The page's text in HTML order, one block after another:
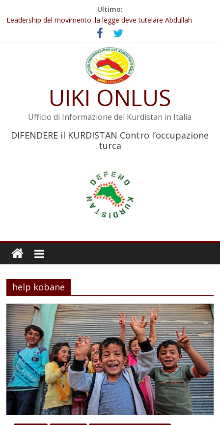
Ultimo:
Abdullah Öcalan: Le legge negativa deve essere trasformata in
legge positiva
Leadership del movimento: la legge deve tutelare Abdullah
Commissione donne del KNK: Şengal è di nuovo sotto minaccia
Non tenere conto della situazione di Rêber Apo ostacolerebbe
Il KNK chiede un’azione internazionale contro i crimini di guerra
UIKI ONLUS
Ufficio di Informazione del Kurdistan in Italia
DIFENDERE il KURDISTAN Contro l’occupazione
turca
help kobane